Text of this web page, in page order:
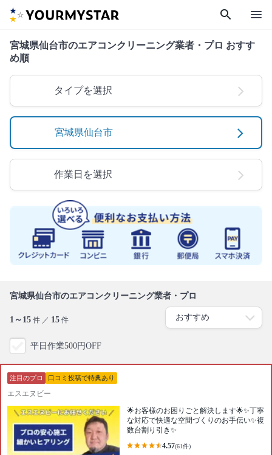
search menu
宮城県仙台市のエアコンクリーニング業者・プロ おすす
め順
タイプを選択
宮城県仙台市
作業日を選択
宮城県仙台市のエアコンクリーニング業者・プロ
1～15 件 ／ 15 件
平日作業500円OFF
注目のプロ 口コミ投稿で特典あり
エスエヌビー
🌟お客様のお困りごと解決します🌟✨丁寧
な対応で快適な空間づくりのお手伝い✨複
数台割り引き✨
4.57(61件)